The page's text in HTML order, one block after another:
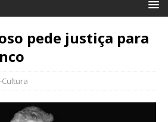
pede justiça para